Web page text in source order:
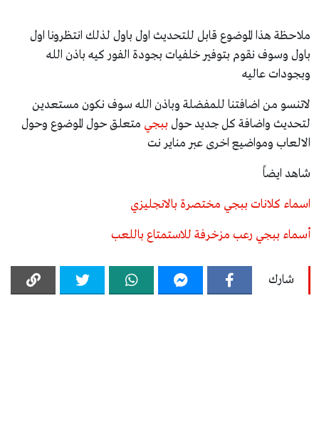
ملاحظة هذا الموضوع قابل للتحديث اول باول لذلك انتظرونا اول
باول وسوف نقوم بتوفير خلفيات بجودة الفور كيه باذن الله
وبجودات عاليه
لاتنسو من اضافتنا للمفضلة وباذن الله سوف نكون مستعدين
لتحديث واضافة كل جديد حول ببجي متعلق حول الموضوع وحول
الالعاب ومواضيع اخرى عبر مناير نت
شاهد ايضاً
اسماء كلانات ببجي مختصرة بالانجليزي
أسماء ببجي رعب مزخرفة للاستمتاع باللعب
شارك